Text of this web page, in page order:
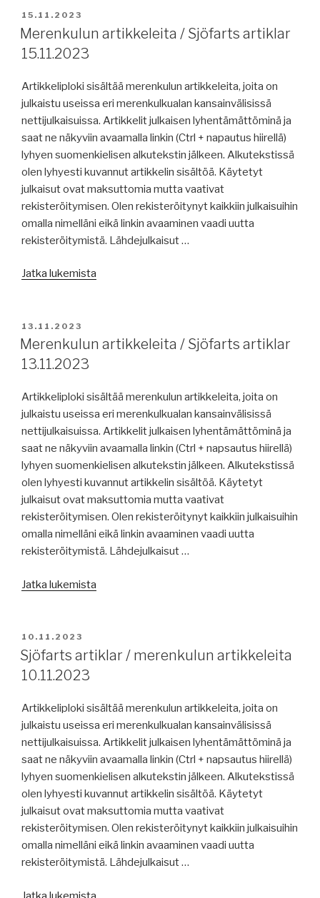
artiklar
JULKAISTU
15.11.2023
Merenkulun artikkeleita / Sjöfarts artiklar
15.11.2023
Artikkeliploki sisältää merenkulun artikkeleita, joita on
julkaistu useissa eri merenkulkualan kansainvälisissä
nettijulkaisuissa. Artikkelit julkaisen lyhentämättöminä ja
saat ne näkyviin avaamalla linkin (Ctrl + napautus hiirellä)
lyhyen suomenkielisen alkutekstin jälkeen. Alkutekstissä
olen lyhyesti kuvannut artikkelin sisältöä. Käytetyt
julkaisut ovat maksuttomia mutta vaativat
rekisteröitymisen. Olen rekisteröitynyt kaikkiin julkaisuihin
omalla nimelläni eikä linkin avaaminen vaadi uutta
rekisteröitymistä. Lähdejulkaisut …
Jatka lukemista
artiklar
JULKAISTU
13.11.2023
Merenkulun artikkeleita / Sjöfarts artiklar
13.11.2023
Artikkeliploki sisältää merenkulun artikkeleita, joita on
julkaistu useissa eri merenkulkualan kansainvälisissä
nettijulkaisuissa. Artikkelit julkaisen lyhentämättöminä ja
saat ne näkyviin avaamalla linkin (Ctrl + napsautus hiirellä)
lyhyen suomenkielisen alkutekstin jälkeen. Alkutekstissä
olen lyhyesti kuvannut artikkelin sisältöä. Käytetyt
julkaisut ovat maksuttomia mutta vaativat
rekisteröitymisen. Olen rekisteröitynyt kaikkiin julkaisuihin
omalla nimelläni eikä linkin avaaminen vaadi uutta
rekisteröitymistä. Lähdejulkaisut …
Jatka lukemista
artiklar
JULKAISTU
10.11.2023
Sjöfarts artiklar / merenkulun artikkeleita
10.11.2023
Artikkeliploki sisältää merenkulun artikkeleita, joita on
julkaistu useissa eri merenkulkualan kansainvälisissä
nettijulkaisuissa. Artikkelit julkaisen lyhentämättöminä ja
saat ne näkyviin avaamalla linkin (Ctrl + napsautus hiirellä)
lyhyen suomenkielisen alkutekstin jälkeen. Alkutekstissä
olen lyhyesti kuvannut artikkelin sisältöä. Käytetyt
julkaisut ovat maksuttomia mutta vaativat
rekisteröitymisen. Olen rekisteröitynyt kaikkiin julkaisuihin
omalla nimelläni eikä linkin avaaminen vaadi uutta
rekisteröitymistä. Lähdejulkaisut …